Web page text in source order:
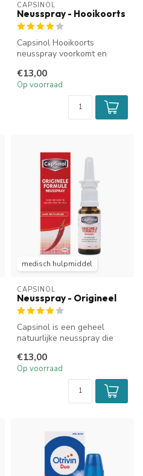
CAPSINOL
Neusspray - Hooikoorts
Capsinol Hooikoorts
neusspray voorkomt en
gevolg van...
€13,00
Op voorraad
medisch hulpmiddel
CAPSINOL
Neusspray - Origineel
Capsinol is een geheel
natuurlijke neusspray die
door ...
€13,00
Op voorraad